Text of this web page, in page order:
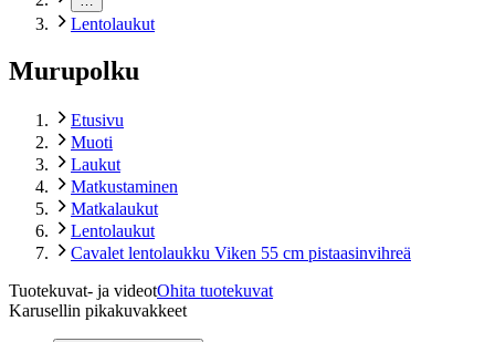
Lentolaukut
Murupolku
Etusivu
Muoti
Laukut
Matkustaminen
Matkalaukut
Lentolaukut
Cavalet lentolaukku Viken 55 cm pistaasinvihreä
Tuotekuvat- ja videotOhita tuotekuvat
Karusellin pikakuvakkeet